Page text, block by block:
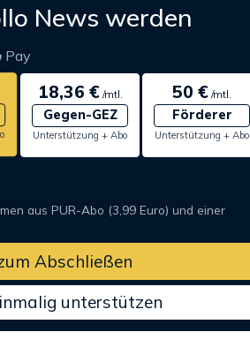
News werden
Pay
18,36 €/mtl.
Gegen-GEZ
Unterstützung + Abo
50 € /mtl.
Förderer
Unterstützung + Abo
aus PUR-Abo (3,99 Euro) und einer
Abschließen
unterstützen